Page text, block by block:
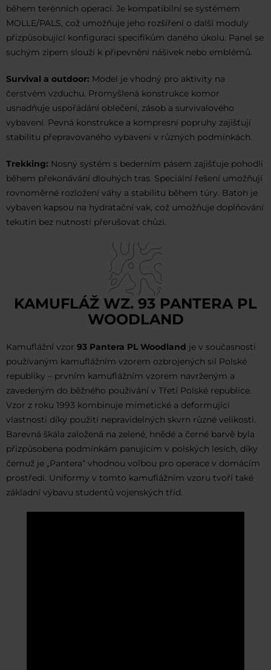
během terénních operací. Je kompatibilní se systémem
MOLLE/PALS, což umožňuje jeho rozšíření o další moduly
přizpůsobující konfiguraci specifikům daného úkolu. Panel se
suchým zipem slouží k připevnění nášivek nebo emblémů.
Survival a outdoor: Model je vhodný pro aktivity na
čerstvém vzduchu. Promyšlená konstrukce komor
usnadňuje uspořádání oblečení, zásob a survivalového
vybavení. Pevná konstrukce a kompresní popruhy zajišťují
stabilitu přepravovaného vybavení v různých podmínkách.
Trekking: Nosný systém s bederním pásem zajišťuje pohodlí
během překonávání dlouhých tras. Speciální řešení umožňují
rovnoměrné rozložení váhy a stabilitu během túry. Batoh je
vybaven kapsou na hydratační vak, což umožňuje doplňování
tekutin bez nutnosti přerušovat chůzi.
KAMUFLÁŽ WZ. 93 PANTERA PL
WOODLAND
Kamuflážní vzor 93 Pantera PL Woodland je v současnosti
používaným kamuflážním vzorem ozbrojených sil Polské
republiky – prvním kamuflážním vzorem navrženým a
zavedeným do běžného používání v Třetí Polské republice.
Vzor z roku 1993 kombinuje mimetické a deformující
vlastnosti díky použití nepravidelných skvrn různé velikosti.
Barevná škála založená na zelené, hnědé a černé barvě byla
přizpůsobena podmínkám panujícím v polských lesích, díky
čemuž je „Pantera“ vhodnou volbou pro operace v domácím
prostředí. Uniformy v tomto kamuflážním vzoru tvoří také
základní výbavu studentů vojenských tříd.